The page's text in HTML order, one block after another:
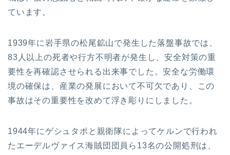
ています。
1939年に岩手県の松尾鉱山で発生した落盤事故では、
83人以上の死者や行方不明者が発生し、安全対策の重
要性を再確認させられる出来事でした。安全な労働環
境の確保は、産業の発展において不可欠であり、この
事故はその重要性を改めて浮き彫りにしました。
1944年にゲシュタポと親衛隊によってケルンで行われ
たエーデルヴァイス海賊団団員ら13名の公開処刑は、